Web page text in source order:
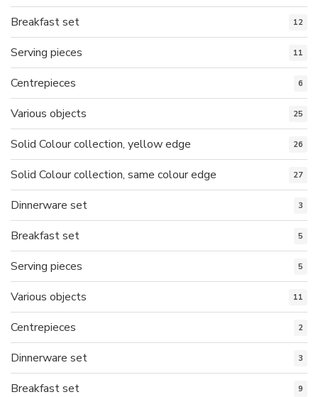
Breakfast set 12
Serving pieces 11
Centrepieces 6
Various objects 25
Solid Colour collection, yellow edge 26
Solid Colour collection, same colour edge 27
Dinnerware set 3
Breakfast set 5
Serving pieces 5
Various objects 11
Centrepieces 2
Dinnerware set 3
Breakfast set 9